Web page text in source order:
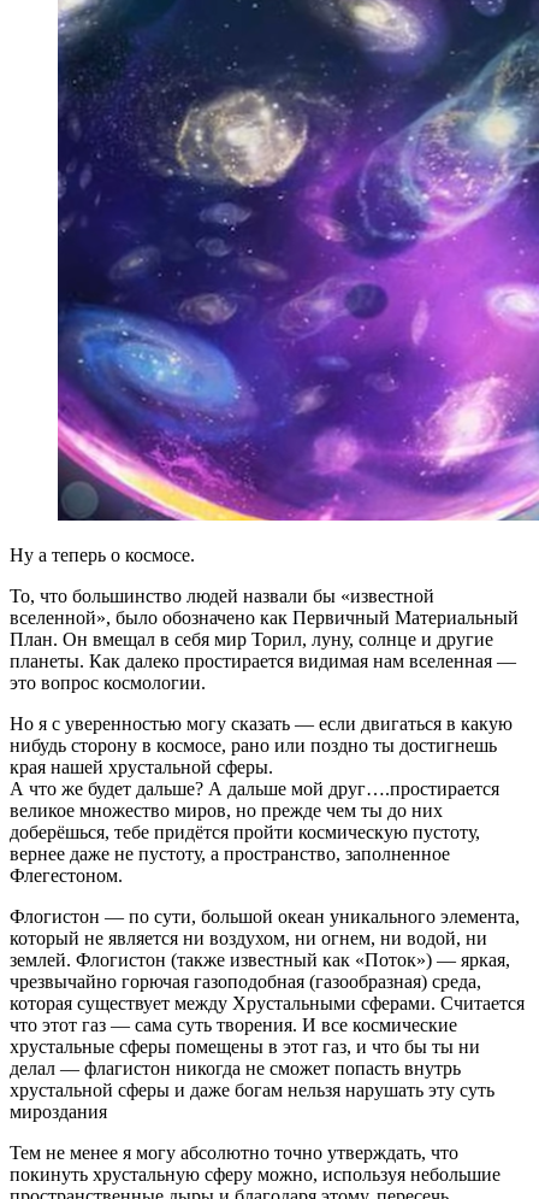
Ну а теперь о космосе.
То, что большинство людей назвали бы «известной
вселенной», было обозначено как Первичный Материальный
План. Он вмещал в себя мир Торил, луну, солнце и другие
планеты. Как далеко простирается видимая нам вселенная —
это вопрос космологии.
Но я с уверенностью могу сказать — если двигаться в какую
нибудь сторону в космосе, рано или поздно ты достигнешь
края нашей хрустальной сферы.
А что же будет дальше? А дальше мой друг….простирается
великое множество миров, но прежде чем ты до них
доберёшься, тебе придётся пройти космическую пустоту,
вернее даже не пустоту, а пространство, заполненное
Флегестоном.
Флогистон — по сути, большой океан уникального элемента,
который не является ни воздухом, ни огнем, ни водой, ни
землей. Флогистон (также известный как «Поток») — яркая,
чрезвычайно горючая газоподобная (газообразная) среда,
которая существует между Хрустальными сферами. Считается
что этот газ — сама суть творения. И все космические
хрустальные сферы помещены в этот газ, и что бы ты ни
делал — флагистон никогда не сможет попасть внутрь
хрустальной сферы и даже богам нельзя нарушать эту суть
мироздания
Тем не менее я могу абсолютно точно утверждать, что
покинуть хрустальную сферу можно, используя небольшие